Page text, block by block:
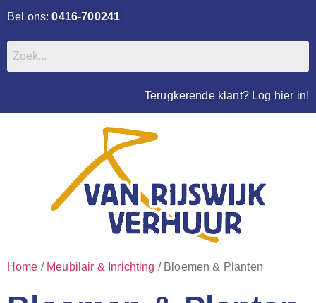
Bel ons:0416-700241
Terugkerende klant? Log hier in!
Home / Meubilair & Inrichting / Bloemen & Planten